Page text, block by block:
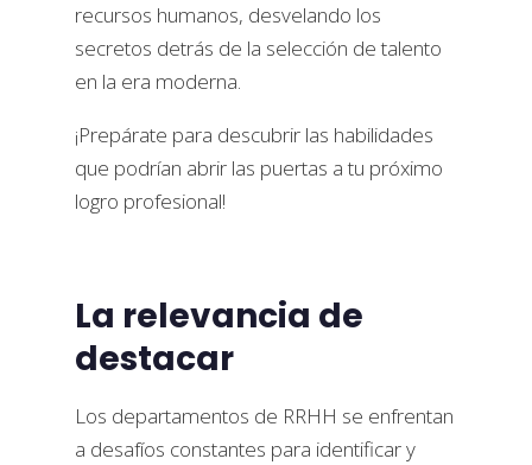
recursos humanos, desvelando los
secretos detrás de la selección de talento
en la era moderna.
¡Prepárate para descubrir las habilidades
que podrían abrir las puertas a tu próximo
logro profesional!
La relevancia de
destacar
Los departamentos de RRHH se enfrentan
a desafíos constantes para identificar y